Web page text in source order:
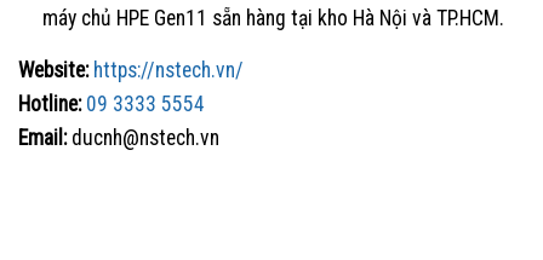
máy chủ HPE Gen11 sẵn hàng tại kho Hà Nội và TP.HCM.
Website:https://nstech.vn/
Hotline: 09 3333 5554
Email:ducnh@nstech.vn